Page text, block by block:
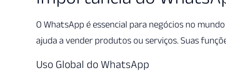
O WhatsApp é essencial para negócios no
ajuda a vender produtos ou serviços. Suas
Uso Global do WhatsApp